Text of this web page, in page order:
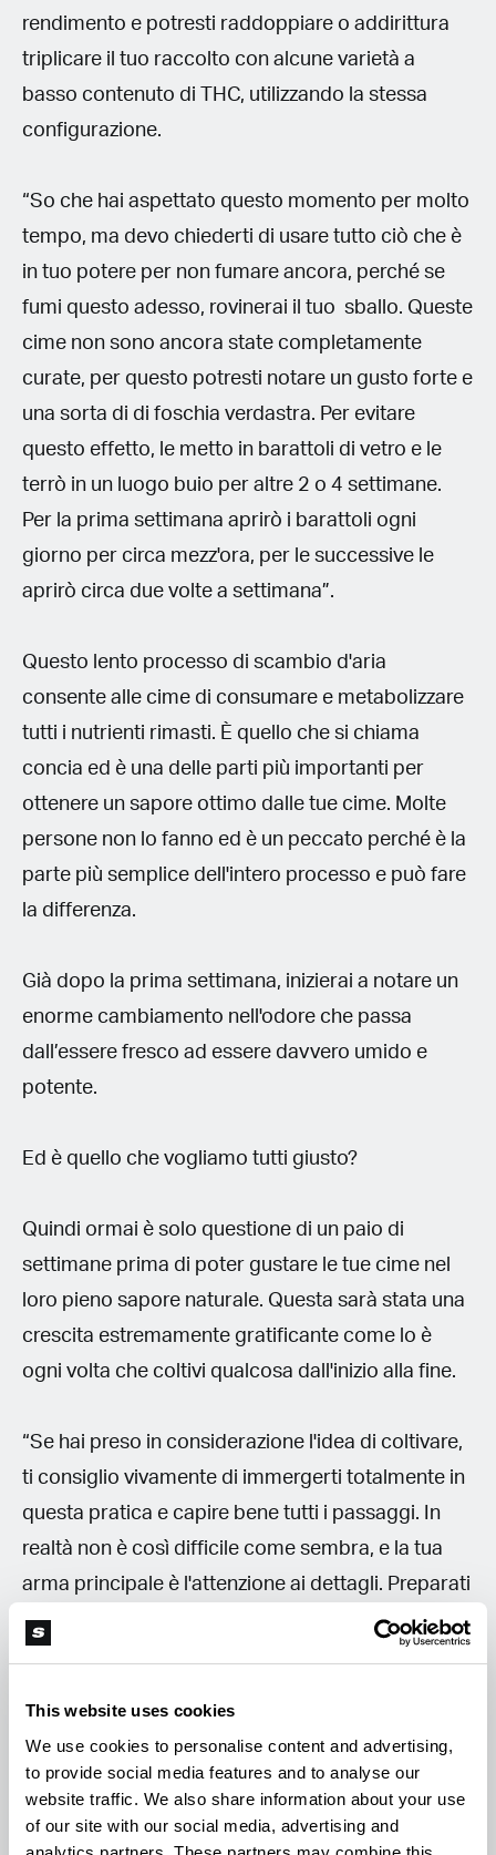
This website uses cookies
We use cookies to personalise content and advertising,
to provide social media features and to analyse our
website traffic. We also share information about your use
of our site with our social media, advertising and
rendimento e potresti raddoppiare o addirittura
triplicare il tuo raccolto con alcune varietà a
basso contenuto di THC, utilizzando la stessa
configurazione.
“So che hai aspettato questo momento per molto
tempo, ma devo chiederti di usare tutto ciò che è
in tuo potere per non fumare ancora, perché se
fumi questo adesso, rovinerai il tuo sballo. Queste
cime non sono ancora state completamente
curate, per questo potresti notare un gusto forte e
una sorta di di foschia verdastra. Per evitare
questo effetto, le metto in barattoli di vetro e le
terrò in un luogo buio per altre 2 o 4 settimane.
Per la prima settimana aprirò i barattoli ogni
giorno per circa mezz'ora, per le successive le
aprirò circa due volte a settimana”.
Questo lento processo di scambio d'aria
consente alle cime di consumare e metabolizzare
tutti i nutrienti rimasti. È quello che si chiama
concia ed è una delle parti più importanti per
ottenere un sapore ottimo dalle tue cime. Molte
persone non lo fanno ed è un peccato perché è la
parte più semplice dell'intero processo e può fare
la differenza.
Già dopo la prima settimana, inizierai a notare un
enorme cambiamento nell'odore che passa
dall’essere fresco ad essere davvero umido e
potente.
Ed è quello che vogliamo tutti giusto?
Quindi ormai è solo questione di un paio di
settimane prima di poter gustare le tue cime nel
loro pieno sapore naturale. Questa sarà stata una
crescita estremamente gratificante come lo è
ogni volta che coltivi qualcosa dall'inizio alla fine.
“Se hai preso in considerazione l'idea di coltivare,
ti consiglio vivamente di immergerti totalmente in
questa pratica e capire bene tutti i passaggi. In
realtà non è così difficile come sembra, e la tua
arma principale è l'attenzione ai dettagli. Preparati
per ogni fase del ciclo di vita e tieni a portata di
ottenere i risultati desiderati. Sebbene ci sia molta
scienza in questo, si tratta davvero di pratica,
pratica, pratica. E dopo aver ottenuto i primi